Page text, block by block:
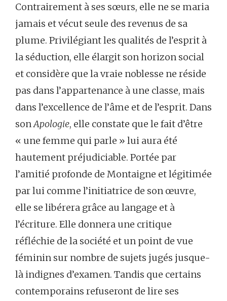
Contrairement à ses sœurs, elle ne se maria
jamais et vécut seule des revenus de sa
plume. Privilégiant les qualités de l’esprit à
la séduction, elle élargit son horizon social
et considère que la vraie noblesse ne réside
pas dans l’appartenance à une classe, mais
dans l’excellence de l’âme et de l’esprit. Dans
sonApologie, elle constate que le fait d’être
« une femme qui parle » lui aura été
hautement préjudiciable. Portée par
l’amitié profonde de Montaigne et légitimée
par lui comme l’initiatrice de son œuvre,
elle se libérera grâce au langage et à
l’écriture. Elle donnera une critique
réfléchie de la société et un point de vue
féminin sur nombre de sujets jugés jusque-
là indignes d’examen. Tandis que certains
contemporains refuseront de lire ses